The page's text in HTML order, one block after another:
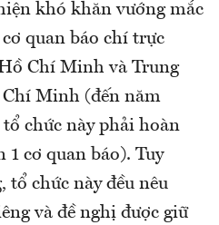
khó khăn vướng mắc
quan báo chí trực
Chí Minh và Trung
Minh (đến năm
chức này phải hoàn
1 cơ quan báo). Tuy
tổ chức này đều nêu
và đề nghị được giữ